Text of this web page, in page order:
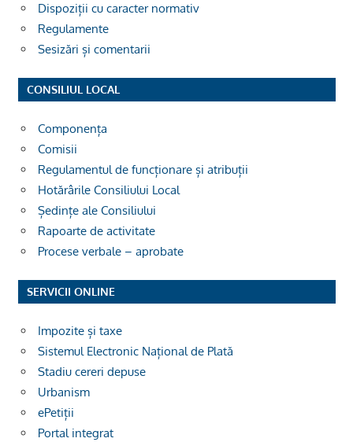
Dispoziții cu caracter normativ
Regulamente
Sesizări și comentarii
CONSILIUL LOCAL
Componența
Comisii
Regulamentul de funcționare și atribuții
Hotărârile Consiliului Local
Ședințe ale Consiliului
Rapoarte de activitate
Procese verbale – aprobate
SERVICII ONLINE
Impozite și taxe
Sistemul Electronic Național de Plată
Stadiu cereri depuse
Urbanism
ePetiții
Portal integrat